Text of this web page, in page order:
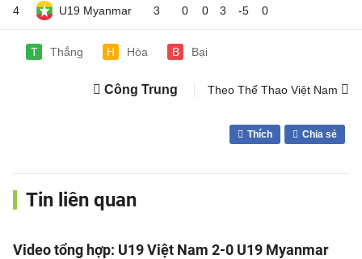
4 U19 Myanmar 3 0 0 3 -5 0
T Thắng H Hòa B Bại
Công Trung Theo Thể Thao Việt Nam
Thích Chia sẻ
Tin liên quan
Video tổng hợp: U19 Việt Nam 2-0 U19 Myanmar